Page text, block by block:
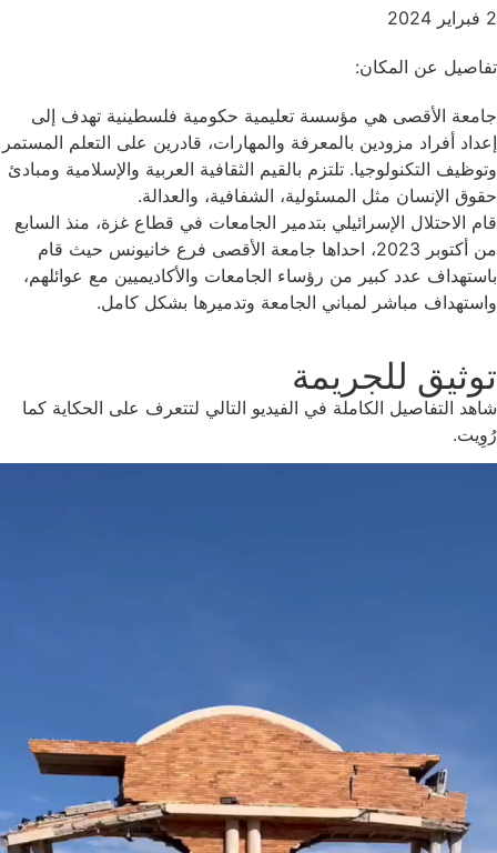
2 فبراير 2024
تفاصيل عن المكان:
جامعة الأقصى هي مؤسسة تعليمية حكومية فلسطينية تهدف إلى
إعداد أفراد مزودين بالمعرفة والمهارات، قادرين على التعلم المستمر
وتوظيف التكنولوجيا. تلتزم بالقيم الثقافية العربية والإسلامية ومبادئ
حقوق الإنسان مثل المسئولية، الشفافية، والعدالة.
قام الاحتلال الإسرائيلي بتدمير الجامعات في قطاع غزة، منذ السابع
من أكتوبر 2023، احداها جامعة الأقصى فرع خانيونس حيث قام
باستهداف عدد كبير من رؤساء الجامعات والأكاديميين مع عوائلهم،
واستهداف مباشر لمباني الجامعة وتدميرها بشكل كامل.
توثيق للجريمة
شاهد التفاصيل الكاملة في الفيديو التالي لتتعرف على الحكاية كما
رُوِيت.